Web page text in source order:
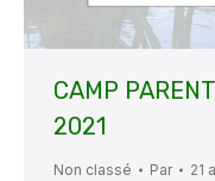
CAMP
2021
Non classé Par 21